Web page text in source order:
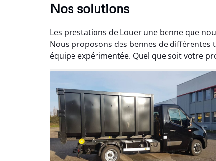
Nos solutions
Les prestations de Louer une benne que
Nous proposons des bennes de différentes
équipe expérimentée. Quel que soit votre